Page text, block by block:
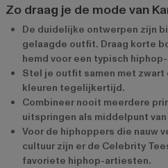
Zo draag je de mode van
De duidelijke ontwerpen zijn
gelaagde outfit. Draag korte
hemd voor een typisch
Stel je outfit samen met zwart
kleuren tegelijkertijd.
Combineer nooit meerdere
uitspringen als middelpunt
Voor de hiphoppers die nauw
cultuur zijn er de Celebrity
favoriete hiphop-artiesten.